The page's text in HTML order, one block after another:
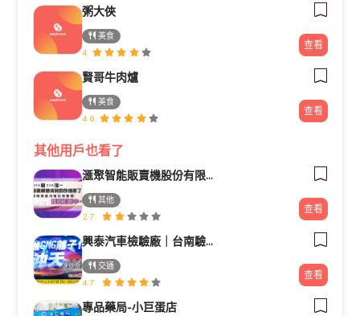
粥大俠
美食
4
查看
賢哥牛肉爐
美食
4.6
查看
其他用戶也看了
滙聚智能販賣機股份有限公司
其他
2.7
查看
興泰汽車檢驗廠｜台南驗車｜修車｜汽車保養《路馳揚歸仁店》
交通
4.7
查看
專品藥局-小巨蛋店